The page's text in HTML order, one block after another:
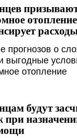
прогнозов о
выгодные
отопление
будут
при